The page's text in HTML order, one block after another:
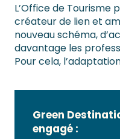
L’Office de
créateur de lien et
nouveau schéma,
davantage les
Pour cela,
Green
engagé :